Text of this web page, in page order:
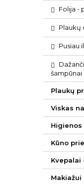
Folija -
Plaukų
Pusiau
šampūnai
Plaukų
Viskas
Higienos
Kūno
Kvepalai
Makiažui